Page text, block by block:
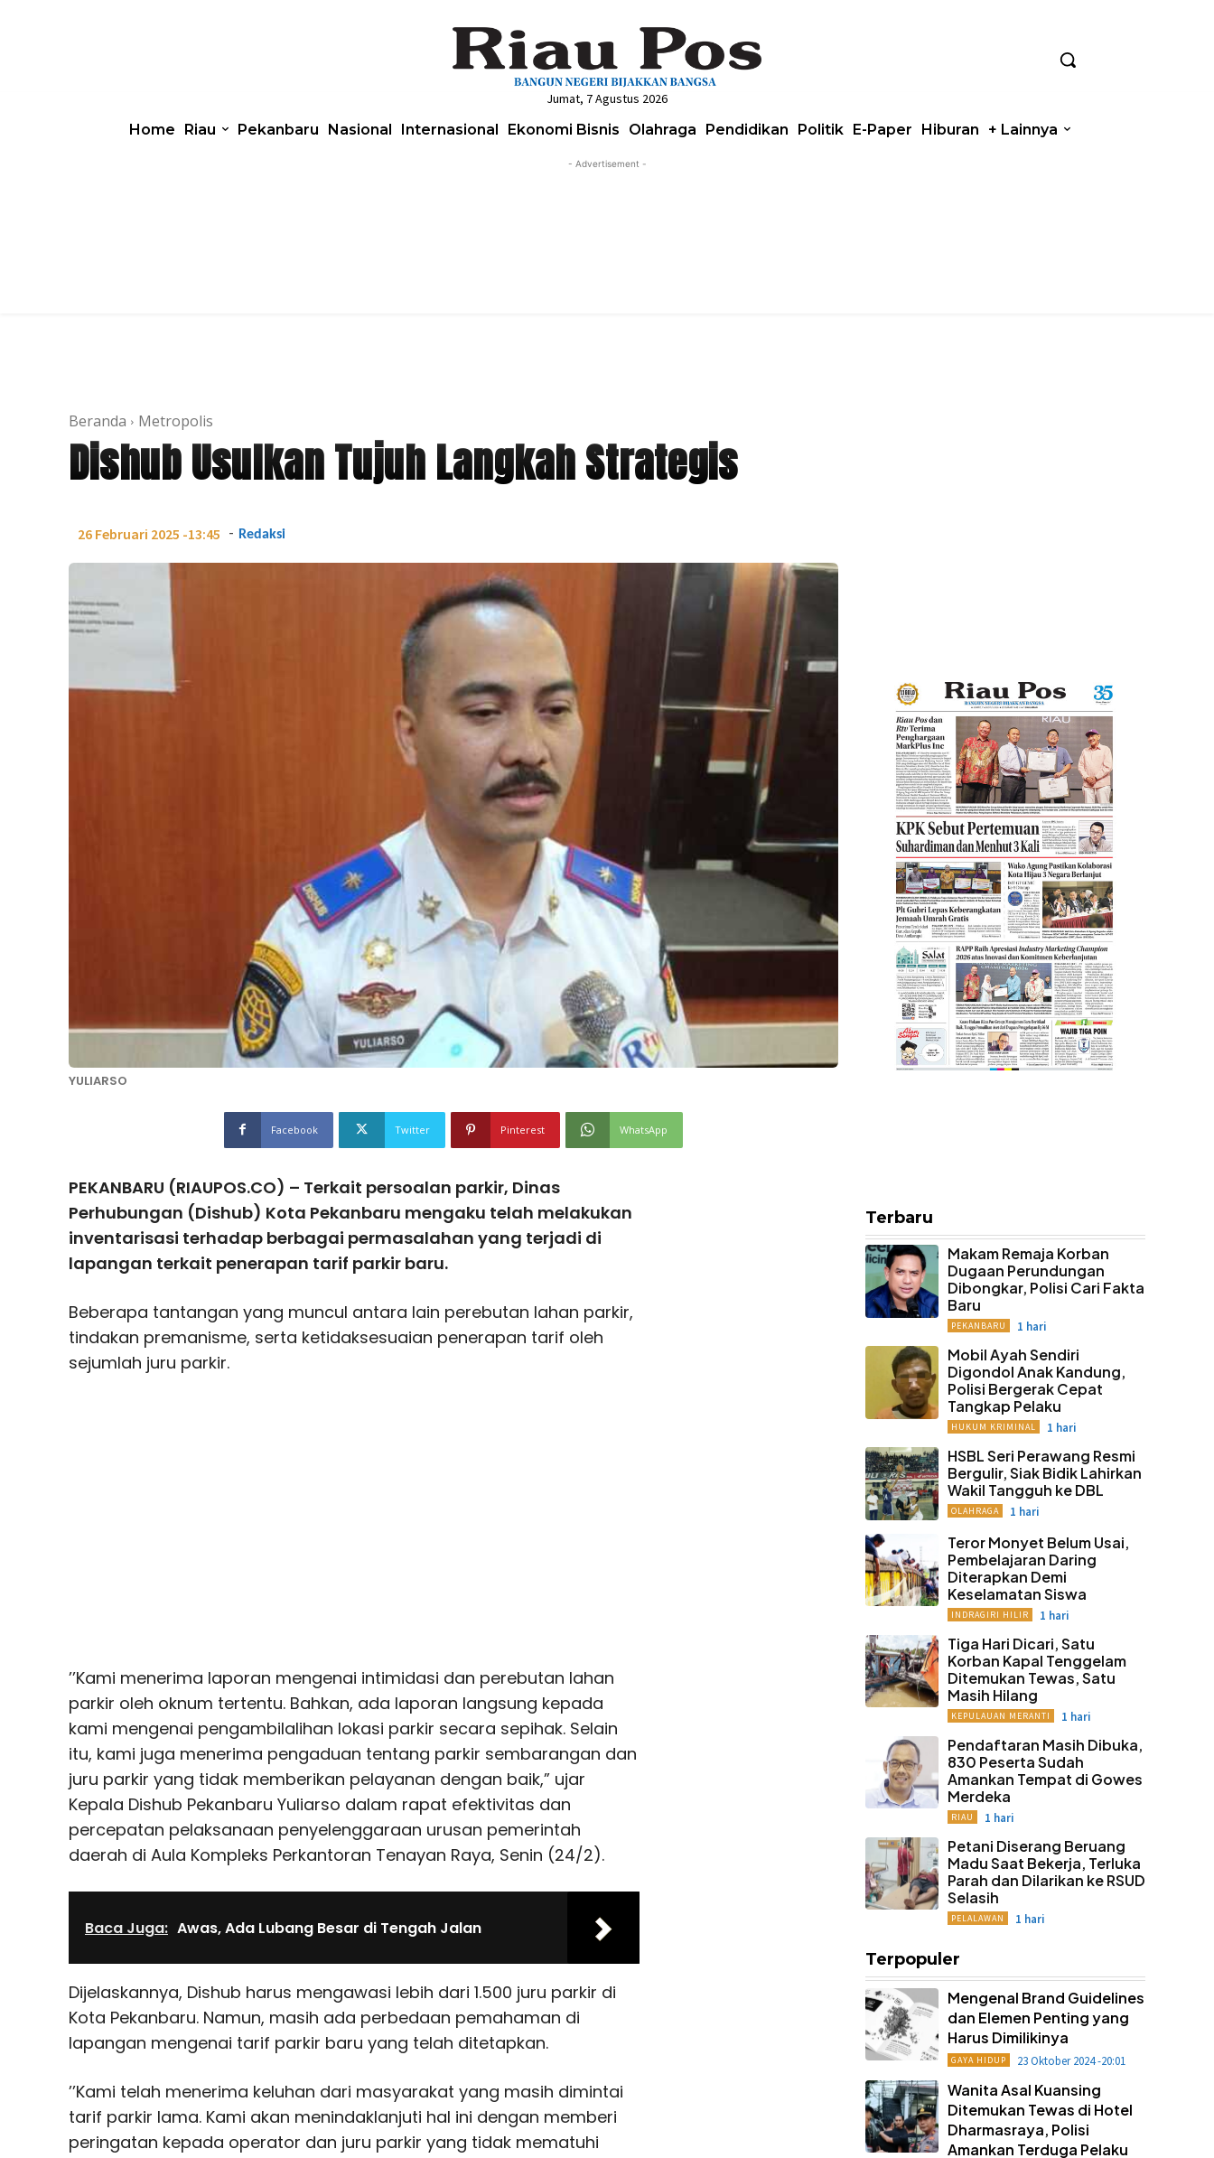
Jumat, 7 Agustus 2026
Home Riau Pekanbaru Nasional Internasional Ekonomi Bisnis Olahraga Pendidikan Politik E-Paper Hiburan + Lainnya
- Advertisement -
Beranda Metropolis
Dishub Usulkan Tujuh Langkah Strategis
26 Februari 2025 -13:45 - Redaksi
YULIARSO
Facebook Twitter Pinterest WhatsApp
PEKANBARU (RIAUPOS.CO) – Terkait persoalan parkir, Dinas
Perhubungan (Dishub) Kota Pekanbaru mengaku telah melakukan
inventarisasi terhadap berbagai permasalahan yang terjadi di
lapangan terkait penerapan tarif parkir baru.
Beberapa tantangan yang muncul antara lain perebutan lahan parkir,
tindakan premanisme, serta ketidaksesuaian penerapan tarif oleh
sejumlah juru parkir.
’’Kami menerima laporan mengenai intimidasi dan perebutan lahan
parkir oleh oknum tertentu. Bahkan, ada laporan langsung kepada
kami mengenai pengambilalihan lokasi parkir secara sepihak. Selain
itu, kami juga menerima pengaduan tentang parkir sembarangan dan
juru parkir yang tidak memberikan pelayanan dengan baik,” ujar
Kepala Dishub Pekanbaru Yuliarso dalam rapat efektivitas dan
percepatan pelaksanaan penyelenggaraan urusan pemerintah
daerah di Aula Kompleks Perkantoran Tenayan Raya, Senin (24/2).
Baca Juga: Awas, Ada Lubang Besar di Tengah Jalan
Dijelaskannya, Dishub harus mengawasi lebih dari 1.500 juru parkir di
Kota Pekanbaru. Namun, masih ada perbedaan pemahaman di
lapangan mengenai tarif parkir baru yang telah ditetapkan.
’’Kami telah menerima keluhan dari masyarakat yang masih dimintai
tarif parkir lama. Kami akan menindaklanjuti hal ini dengan memberi
peringatan kepada operator dan juru parkir yang tidak mematuhi
Terbaru
Makam Remaja Korban
Dugaan Perundungan
Dibongkar, Polisi Cari Fakta
Baru
PEKANBARU 1 hari
Mobil Ayah Sendiri
Digondol Anak Kandung,
Polisi Bergerak Cepat
Tangkap Pelaku
HUKUM KRIMINAL 1 hari
HSBL Seri Perawang Resmi
Bergulir, Siak Bidik Lahirkan
Wakil Tangguh ke DBL
OLAHRAGA 1 hari
Teror Monyet Belum Usai,
Pembelajaran Daring
Diterapkan Demi
Keselamatan Siswa
INDRAGIRI HILIR 1 hari
Tiga Hari Dicari, Satu
Korban Kapal Tenggelam
Ditemukan Tewas, Satu
Masih Hilang
KEPULAUAN MERANTI 1 hari
Pendaftaran Masih Dibuka,
830 Peserta Sudah
Amankan Tempat di Gowes
Merdeka
RIAU 1 hari
Petani Diserang Beruang
Madu Saat Bekerja, Terluka
Parah dan Dilarikan ke RSUD
Selasih
PELALAWAN 1 hari
Terpopuler
Mengenal Brand Guidelines
dan Elemen Penting yang
Harus Dimilikinya
GAYA HIDUP 23 Oktober 2024 -20:01
Wanita Asal Kuansing
Ditemukan Tewas di Hotel
Dharmasraya, Polisi
Amankan Terduga Pelaku